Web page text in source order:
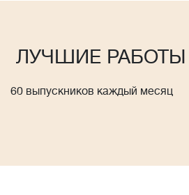
ЛУЧШИЕ
60 выпускников каждый месяц